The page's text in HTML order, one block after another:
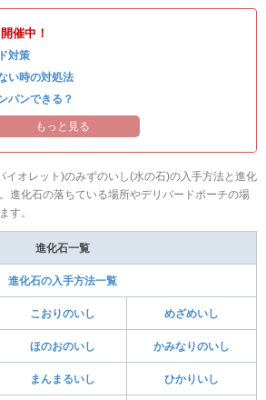
催中！
対策
い時の対処法
パンできる？
！ もっと見る
イオレット)のみずのいし(水の石)の入手方法と進化
進化石の落ちている場所やデリバードポーチの場
す。
進化石一覧
進化石の入手方法一覧
こおりのいし めざめいし
ほのおのいし かみなりのいし
まんまるいし ひかりいし